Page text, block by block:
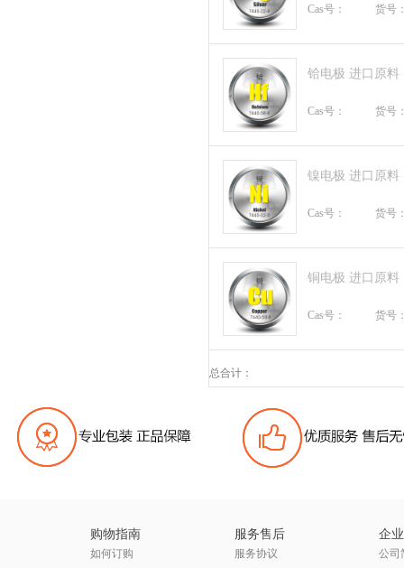
Cas号： 货号
铪电极 进口原料
Cas号： 货号
镍电极 进口原料
Cas号： 货号
铜电极 进口原料
Cas号： 货号
总合计：
购物指南
如何订购
服务售后
服务协议
企
公司